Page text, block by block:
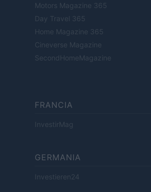
Motors Magazine 365
Day Travel 365
Home Magazine 365
Cineverse Magazine
SecondHomeMagazine
FRANCIA
InvestirMag
GERMANIA
Investieren24